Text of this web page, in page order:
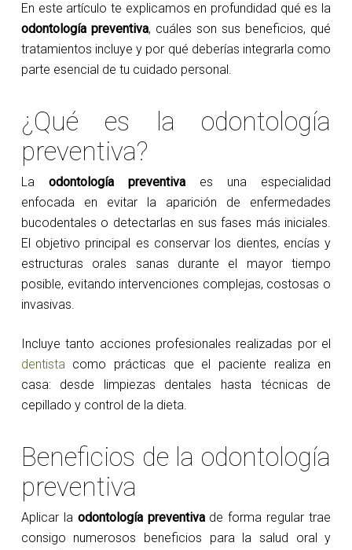
En este artículo te explicamos en profundidad qué es la
odontología preventiva, cuáles son sus beneficios, qué
tratamientos incluye y por qué deberías integrarla como
parte esencial de tu cuidado personal.
¿Qué es la odontología
preventiva?
La odontología preventivaes una especialidad
enfocada en evitar la aparición de enfermedades
bucodentales o detectarlas en sus fases más iniciales.
El objetivo principal es conservar los dientes, encías y
estructuras orales sanas durante el mayor tiempo
posible, evitando intervenciones complejas, costosas o
invasivas.
Incluye tanto acciones profesionales realizadas por el
dentistacomo prácticas que el paciente realiza en
casa: desde limpiezas dentales hasta técnicas de
cepillado y control de la dieta.
Beneficios de la odontología
preventiva
Aplicar la odontología preventivade forma regular trae
consigo numerosos beneficios para la salud oral y